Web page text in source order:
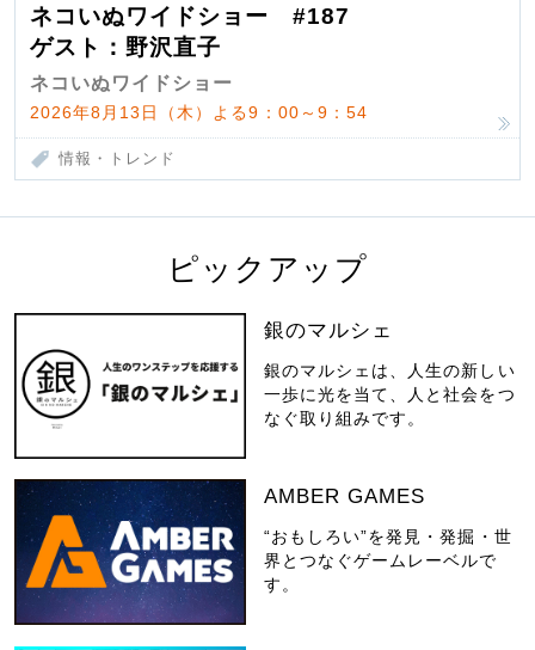
ネコいぬワイドショー #187
ゲスト：野沢直子
ネコいぬワイドショー
2026年8月13日（木）よる9：00～9：54
情報・トレンド
ピックアップ
銀のマルシェ
銀のマルシェは、人生の新しい
一歩に光を当て、人と社会をつ
なぐ取り組みです。
AMBER GAMES
“おもしろい”を発見・発掘・世
界とつなぐゲームレーベルで
す。